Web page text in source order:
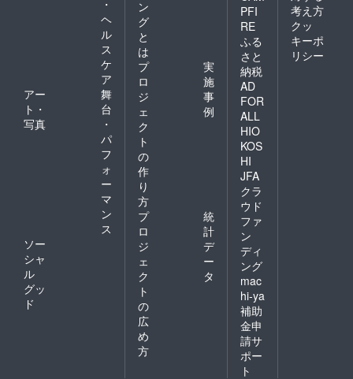
・
ヘ
ル
ス
ケ
ア
アー
ト・
写真
舞
台
・
パ
フ
ォ
ー
マ
ン
ス
ソー
シャ
ル
グッ
ド
ン
グ
と
は
プ
ロ
ジ
ェ
ク
ト
の
作
り
方
実
施
事
例
プ
ロ
ジ
ェ
ク
ト
の
広
め
方
統
計
デ
ー
タ
PFI
RE
ふる
さと
納税
AD
FOR
ALL
HIO
KOS
HI
JFA
クラ
ウド
ファ
ン
ディ
ング
mac
hi-ya
補助
金申
請サ
ポー
ト
考え方
クッ
キーポ
リシー